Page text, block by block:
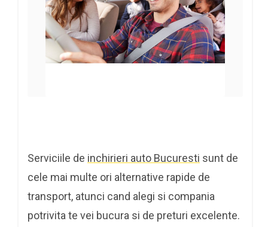
Serviciile de inchirieri auto Bucuresti sunt de
cele mai multe ori alternative rapide de
transport, atunci cand alegi si compania
potrivita te vei bucura si de preturi excelente.